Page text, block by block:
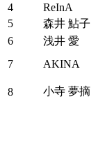
4
ReInA
5
森井 鮎子
6
浅井 愛
7
AKINA
8 小寺 夢摘